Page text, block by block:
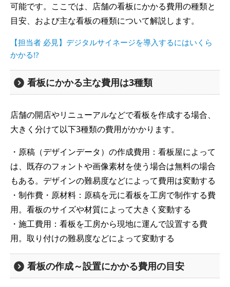
可能です。ここでは、店舗の看板にかかる費用の種類と
目安、および主な看板の種類について解説します。
【担当者 必見】デジタルサイネージを導入するにはいくら
かかる!?
看板にかかる主な費用は3種類
店舗の開店やリニューアルなどで看板を作成する場合、
大きく分けて以下3種類の費用がかかります。
・原稿（デザインデータ）の作成費用：看板屋によって
は、既存のフォントや画像素材を使う場合は無料の場合
もある。デザインの難易度などによって費用は変動する
・制作費・原材料：原稿を元に看板を工房で制作する費
用。看板のサイズや材質によって大きく変動する
・施工費用：看板を工房から現地に運んで設置する費
用。取り付けの難易度などによって変動する
看板の作成～設置にかかる費用の目安